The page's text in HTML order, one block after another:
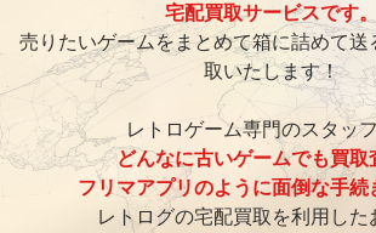
宅配買取サービスです。
売りたいゲームをまとめて箱に詰めて送
取いたします！
レトロゲーム専門のスタッ
どんなに古いゲームでも買取
フリマアプリのように面倒な手続
レトログの宅配買取を利用した